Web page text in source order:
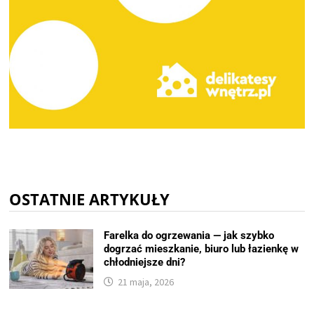
OSTATNIE ARTYKUŁY
Farelka do ogrzewania — jak szybko
dogrzać mieszkanie, biuro lub łazienkę w
chłodniejsze dni?
21 maja, 2026